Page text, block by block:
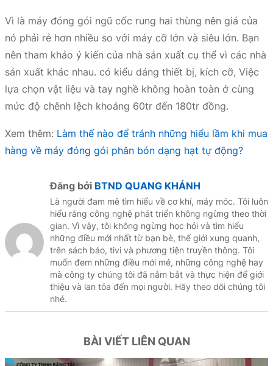
Vì là máy đóng gói ngũ cốc rung hai thùng nên giá của
nó phải rẻ hơn nhiều so với máy cỡ lớn và siêu lớn. Bạn
nên tham khảo ý kiến ​​của nhà sản xuất cụ thể vì các nhà
sản xuất khác nhau. có kiểu dáng thiết bị, kích cỡ, Việc
lựa chọn vật liệu và tay nghề không hoàn toàn ở cùng
mức độ chênh lệch khoảng 60tr đến 180tr đồng.
Xem thêm: Làm thế nào để tránh những hiểu lầm khi mua
hàng về máy đóng gói phân bón dạng hạt tự động?
Đăng bởi BTND QUANG KHÁNH
Là người đam mê tìm hiểu về cơ khí, máy móc. Tôi luôn
hiểu rằng công nghệ phát triển không ngừng theo thời
gian. Vì vậy, tôi không ngừng học hỏi và tìm hiểu
những điều mới nhất từ bạn bè, thế giới xung quanh,
trên sách báo, tivi và phương tiện truyền thông. Tôi
muốn đem những điều mới mẻ, những công nghệ hay
mà công ty chúng tôi đã nắm bắt và thực hiện để giới
thiệu và lan tỏa đến mọi người. Hãy theo dõi chúng tôi
nhé.
BÀI VIẾT LIÊN QUAN